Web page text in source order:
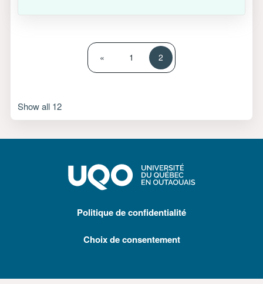
« Previous page
1 Page 12Page 2
Show all 12
Politique de confidentialité
Choix de consentement